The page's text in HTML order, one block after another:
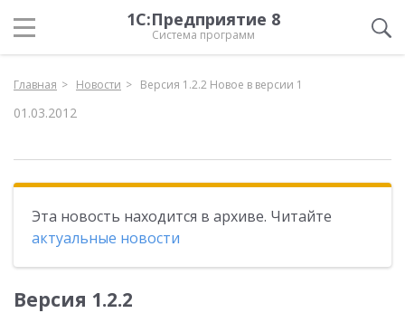
1С:Предприятие 8
Система программ
Главная Новости Версия 1.2.2 Новое в версии 1
01.03.2012
Эта новость находится в архиве. Читайте
актуальные новости
Версия 1.2.2